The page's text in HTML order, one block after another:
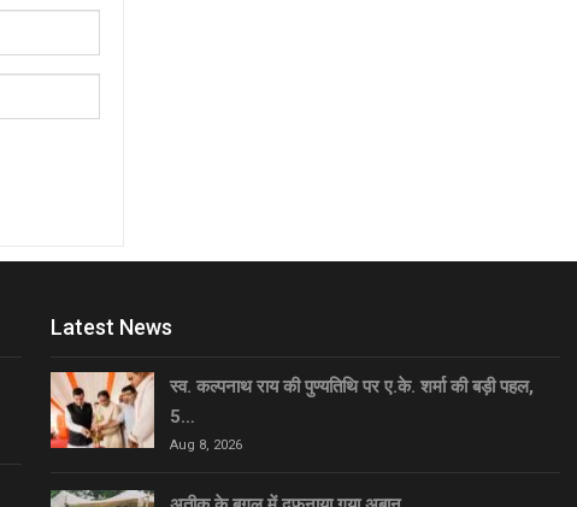
Latest News
स्व. कल्पनाथ राय की पुण्यतिथि पर ए.के. शर्मा की बड़ी पहल,
5…
Aug 8, 2026